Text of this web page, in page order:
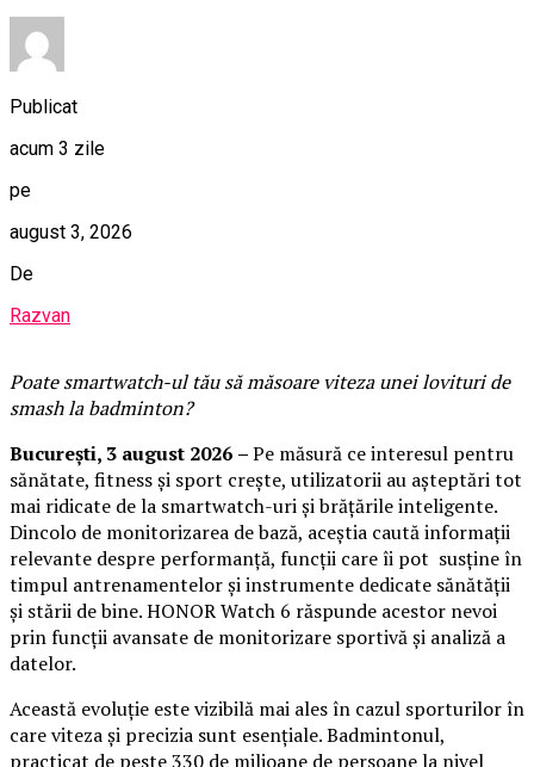
Publicat
acum 3 zile
pe
august 3, 2026
De
Razvan
Poate smartwatch-ul tăusă măsoare viteza unei lovituri de
smash la badminton?
București, 3 august 2026 –Pe măsură ce interesul pentru
sănătate, fitness și sport crește, utilizatorii au așteptări tot
mai ridicate de la smartwatch-uri și brățările inteligente.
Dincolo de monitorizarea de bază, aceștia caută informații
relevante despre performanță, funcții care îi pot susține în
timpul antrenamentelor și instrumente dedicate sănătății
și stării de bine. HONOR Watch 6 răspunde acestor nevoi
prin funcții avansate de monitorizare sportivă și analiză a
datelor.
Această evoluție este vizibilă mai ales în cazul sporturilor în
care viteza și precizia sunt esențiale. Badmintonul,
practicat de peste 330 de milioane de persoane la nivel